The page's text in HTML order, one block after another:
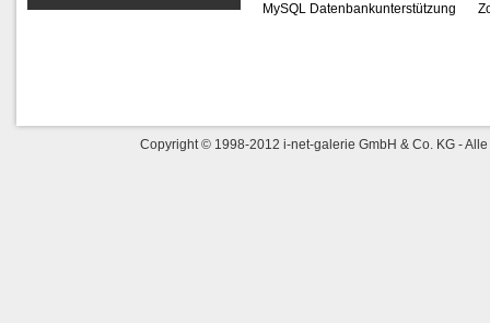
MySQL Datenbankunterstützung
Copyright © 1998-2012 i-net-galerie GmbH & Co. KG -